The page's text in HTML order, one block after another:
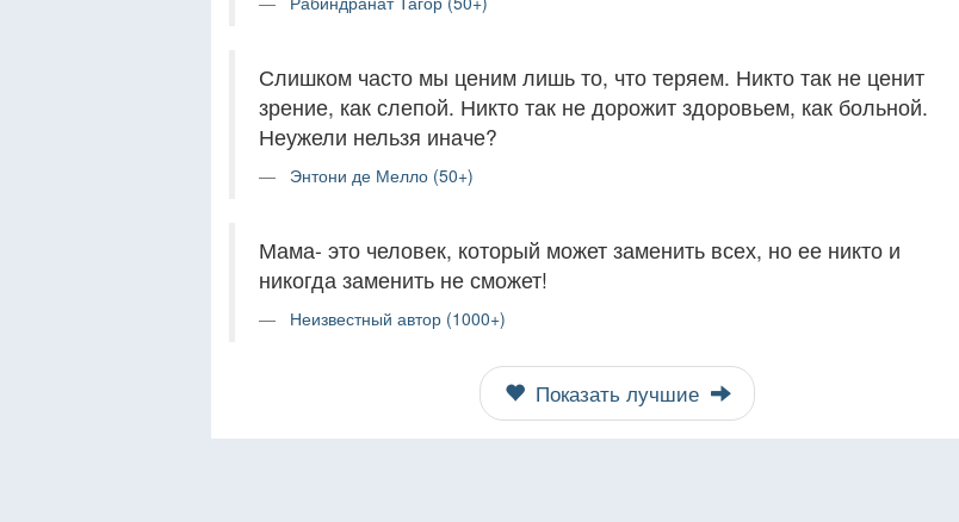
Слишком часто мы ценим лишь то, что теряем. Никто так не ценит
зрение, как слепой. Никто так не дорожит здоровьем, как больной.
Неужели нельзя иначе?
Энтони де Мелло (50+)
Мама- это человек, который может заменить всех, но ее никто и
никогда заменить не сможет!
Неизвестный автор (1000+)
Показать лучшие